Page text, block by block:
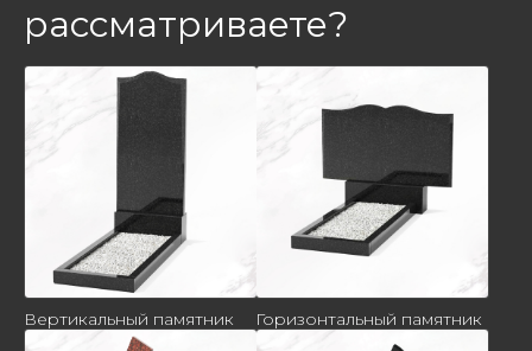
рассматриваете?
Вертикальный памятник Горизонтальный памятник